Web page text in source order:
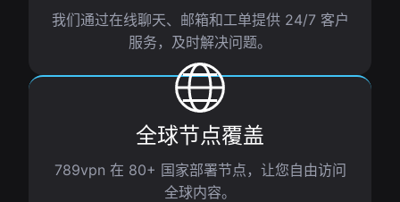
我们通过在线聊天、邮箱和工单提供 24/7 客户
服务，及时解决问题。
全球节点覆盖
789vpn 在 80+ 国家部署节点，让您自由访问
全球内容。